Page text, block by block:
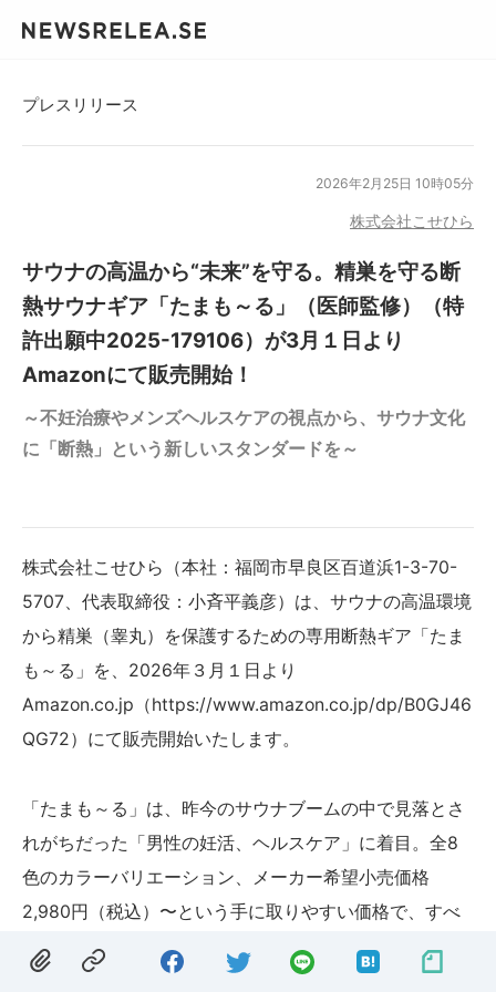
プレスリリース
2026年2月25日 10時05分
株式会社こせひら
サウナの高温から“未来”を守る。精巣を守る断
熱サウナギア「たまも～る」（医師監修）（特
許出願中2025-179106）が3月１日より
Amazonにて販売開始！
～不妊治療やメンズヘルスケアの視点から、サウナ文化
に「断熱」という新しいスタンダードを～
株式会社こせひら（本社：福岡市早良区百道浜1-3-70-
5707、代表取締役：小斉平義彦）は、サウナの高温環境
から精巣（睾丸）を保護するための専用断熱ギア「たま
も～る」を、2026年３月１日より
Amazon.co.jp（https://www.amazon.co.jp/dp/B0GJ46
QG72）にて販売開始いたします。
「たまも～る」は、昨今のサウナブームの中で見落とさ
れがちだった「男性の妊活、ヘルスケア」に着目。全8
色のカラーバリエーション、メーカー希望小売価格
2,980円（税込）〜という手に取りやすい価格で、すべ
てのサウナーへ新しい安心を提供します。